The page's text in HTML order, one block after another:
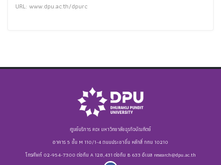
URL: www.dpu.ac.th/dpurc
ศูนย์บริการ RDI มหาวิทยาลัยธุรกิจบัณฑิตย์
อาคาร 5 ชั้น M 110/1-4 ถนนประชาชื่น หลักสี่ กทม 10210
โทรศัพท์ 02-954-7300 ต่อทีม A 128,431 ต่อทีม B 633 อีเมล research@dpu.ac.th